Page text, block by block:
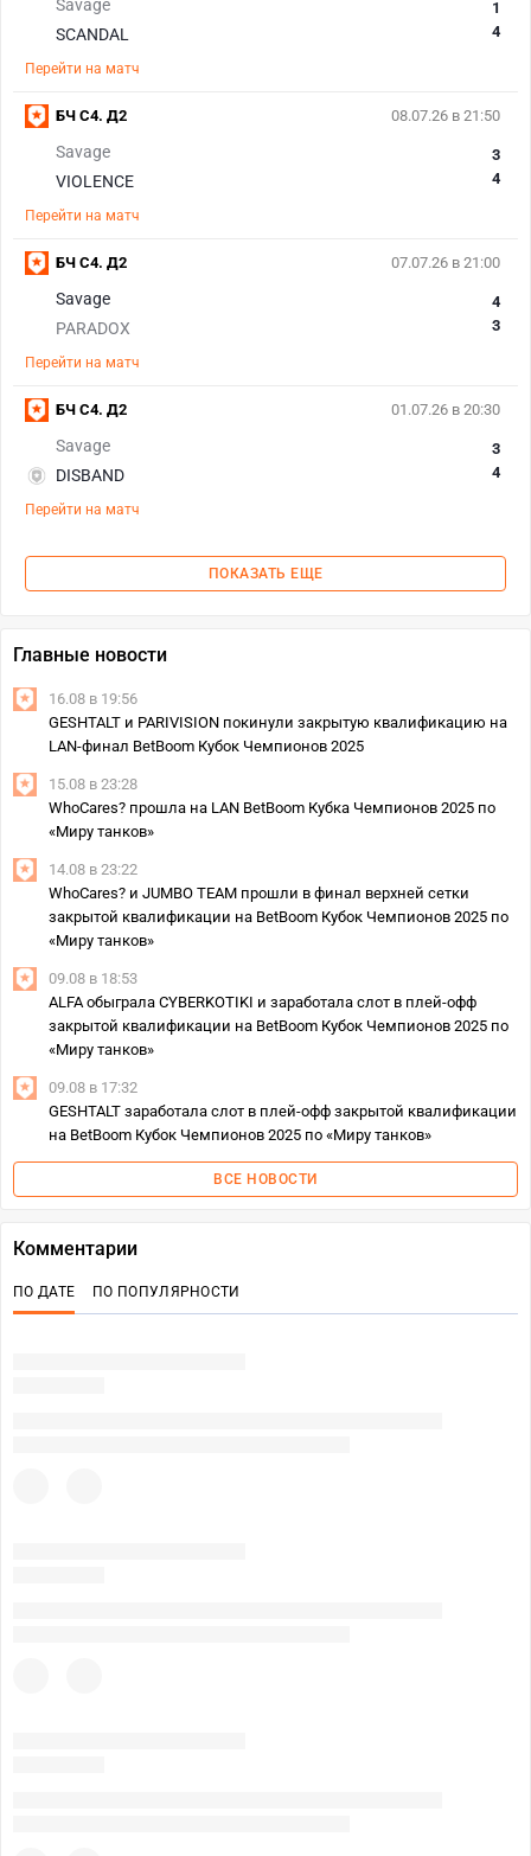
Savage
SCANDAL
1
4
Перейти на матч
08.07.26 в 21:50
Savage
VIOLENCE
3
4
Перейти на матч
БЧ С4. Д2
07.07.26 в 21:00
Savage
PARADOX
4
3
Перейти на матч
БЧ С4. Д2
01.07.26 в 20:30
Savage
DISBAND
3
4
Перейти на матч
БЧ С4. Д2
ПОКАЗАТЬ ЕЩЕ
Главные новости
16.08 в 19:56
GESHTALT и PARIVISION покинули закрытую квалификацию на
LAN-финал BetBoom Кубок Чемпионов 2025
15.08 в 23:28
WhoCares? прошла на LAN BetBoom Кубка Чемпионов 2025 по
«Миру танков»
14.08 в 23:22
WhoCares? и JUMBO TEAM прошли в финал верхней сетки
закрытой квалификации на BetBoom Кубок Чемпионов 2025 по
«Миру танков»
09.08 в 18:53
ALFA обыграла CYBERKOTIKI и заработала слот в плей-офф
закрытой квалификации на BetBoom Кубок Чемпионов 2025 по
«Миру танков»
09.08 в 17:32
GESHTALT заработала слот в плей-офф закрытой квалификации
на BetBoom Кубок Чемпионов 2025 по «Миру танков»
ВСЕ НОВОСТИ
Комментарии
ПО ДАТЕ ПО ПОПУЛЯРНОСТИ